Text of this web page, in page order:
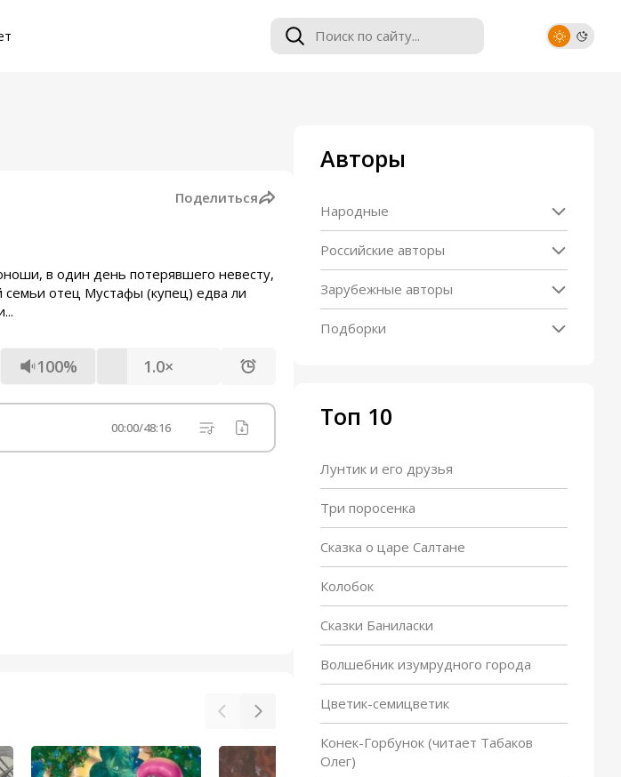
Поделиться
в один день потерявшего невесту,
семьи отец Мустафы (купец) едва ли
100% 1.0×
00:00/48:16
Авторы
Народные
Российские авторы
Зарубежные авторы
Подборки
Топ 10
Лунтик и его друзья
Три поросенка
Сказка о царе Салтане
Колобок
Сказки Баниласки
Волшебник изумрудного города
Цветик-семицветик
Конек-Горбунок (читает Табаков
Олег)